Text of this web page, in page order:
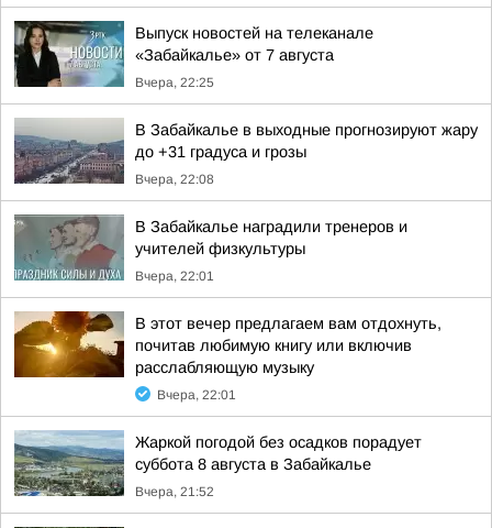
Выпуск новостей на телеканале
«Забайкалье» от 7 августа
Вчера, 22:25
В Забайкалье в выходные прогнозируют жару
до +31 градуса и грозы
Вчера, 22:08
В Забайкалье наградили тренеров и
учителей физкультуры
Вчера, 22:01
В этот вечер предлагаем вам отдохнуть,
почитав любимую книгу или включив
расслабляющую музыку
Вчера, 22:01
Жаркой погодой без осадков порадует
суббота 8 августа в Забайкалье
Вчера, 21:52